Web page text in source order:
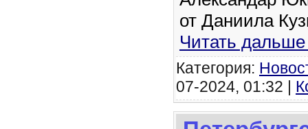
от Даниила
Читать
Категория:
07-2024, 01:32 |